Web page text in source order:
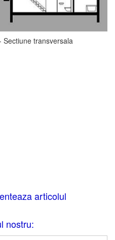
transversala
articolul
nostru: